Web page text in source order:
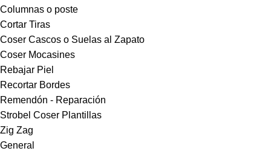
Columnas o poste
Cortar Tiras
Coser Cascos o Suelas al Zapato
Coser Mocasines
Rebajar Piel
Recortar Bordes
Remendón - Reparación
Strobel Coser Plantillas
Zig Zag
General